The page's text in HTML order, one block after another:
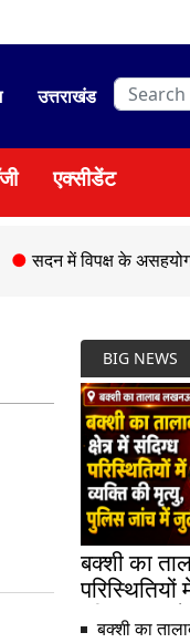
उत्तराखंड
एक्सीडेंट
के असहयोगात्मक रवैये
BIG NEWS
बक्शी का
पुलिस जांच
बक्शी का